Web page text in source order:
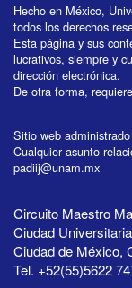
Hecho en México,
todos los derechos
Esta página y sus
lucrativos, siempre y
dirección electrónica.
De otra forma,
Sitio web
Cualquier asunto
padiij@unam.mx
Circuito Maestro
Ciudad
Ciudad de México,
Tel. +52(55)5622